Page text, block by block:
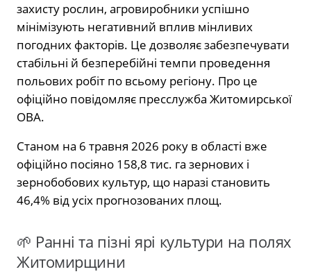
захисту рослин, агровиробники успішно
мінімізують негативний вплив мінливих
погодних факторів. Це дозволяє забезпечувати
стабільні й безперебійні темпи проведення
польових робіт по всьому регіону. Про це
офіційно повідомляє пресслужба Житомирської
ОВА.
Станом на 6 травня 2026 року в області вже
офіційно посіяно 158,8 тис. га зернових і
зернобобових культур, що наразі становить
46,4% від усіх прогнозованих площ.
🌱 Ранні та пізні ярі культури на полях
Житомирщини